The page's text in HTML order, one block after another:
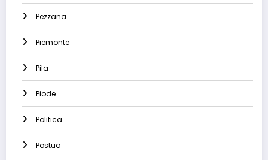
Pezzana
Piemonte
Pila
Piode
Politica
Postua